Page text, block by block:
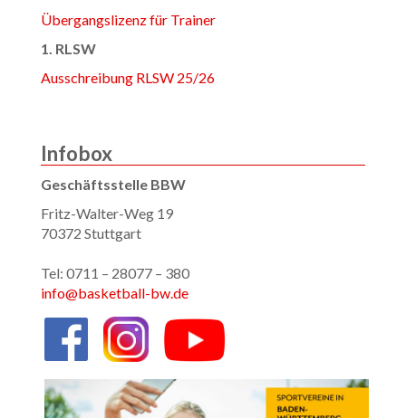
Übergangslizenz für Trainer
1. RLSW
Ausschreibung RLSW 25/26
Infobox
Geschäftsstelle BBW
Fritz-Walter-Weg 19
70372 Stuttgart
Tel: 0711 – 28077 – 380
info@basketball-bw.de